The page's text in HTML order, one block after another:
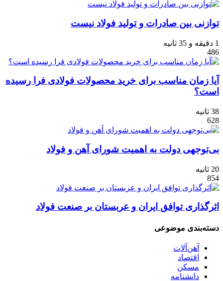
توازنی بین صادرات و تولید فولاد نیست
1 دقیقه و 35 ثانیه
486
آیا زمان مناسب برای خرید محصولات فولادی فرا رسیده
است؟
38 ثانیه
628
بی‌توجهی دولت به اهمیت شورای آهن و فولاد
20 ثانیه
854
اثرگذاری توافق ایران و عربستان بر صنعت فولاد
دسته‌بندی موضوعی
آهن‌آلات
اقتصاد
مسکن
دانشنامه